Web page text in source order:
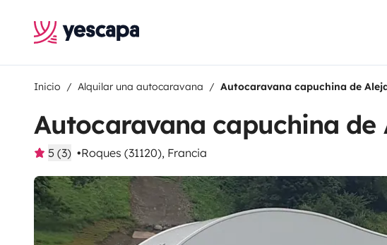
Inicio Alquilar una autocaravana Autocaravana capuchina de
Autocaravana capuchina de
5 (3) Roques (31120), Francia